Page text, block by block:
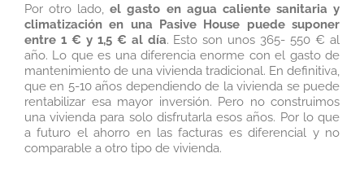
Por otro lado, el gasto en agua caliente sanitaria y
climatización en una Pasive House puede suponer
entre 1 € y 1,5 € al día. Esto son unos 365- 550 € al
año. Lo que es una diferencia enorme con el gasto de
mantenimiento de una vivienda tradicional. En definitiva,
que en 5-10 años dependiendo de la vivienda se puede
rentabilizar esa mayor inversión. Pero no construimos
una vivienda para solo disfrutarla esos años. Por lo que
a futuro el ahorro en las facturas es diferencial y no
comparable a otro tipo de vivienda.